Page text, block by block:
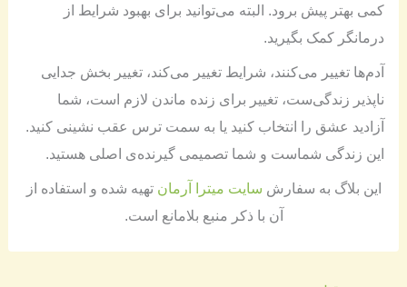
کمی بهتر پیش برود. البته می‌توانید برای بهبود شرایط از
درمانگر کمک بگیرید.
آدم‌ها تغییر می‌کنند، شرایط تغییر می‌کند، تغییر بخش جدایی
ناپذیر زندگی‌ست، تغییر برای زنده ماندن لازم است، شما
آزادید عشق را انتخاب کنید یا به سمت ترس عقب نشینی کنید.
این زندگی شماست و شما تصمیمی گیرنده‌ی اصلی هستید.
​​این بلاگ به سفارش سایت میترا آرمان تهیه شده و استفاده از
آن با ذکر منبع بلامانع است​.